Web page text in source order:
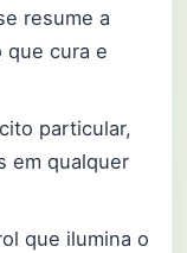
resume a
que cura e
particular,
em qualquer
que ilumina o